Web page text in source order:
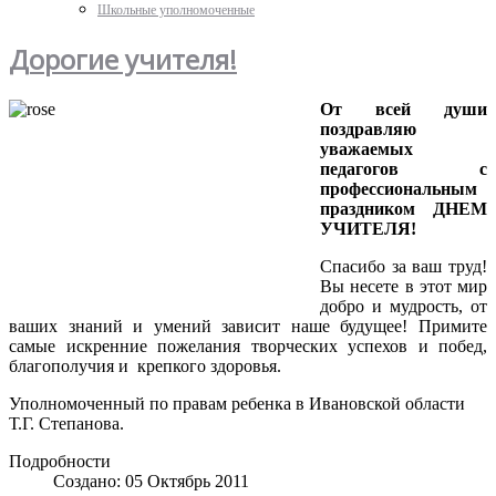
Школьные уполномоченные
Дорогие учителя!
От всей души
поздравляю
уважаемых
педагогов с
профессиональным
праздником ДНЕМ
УЧИТЕЛЯ!
Спасибо за ваш труд!
Вы несете в этот мир
добро и мудрость, от
ваших знаний и умений зависит наше будущее! Примите
самые искренние пожелания творческих успехов и побед,
благополучия и крепкого здоровья.
Уполномоченный по правам ребенка в Ивановской области
Т.Г. Степанова.
Подробности
Создано: 05 Октябрь 2011